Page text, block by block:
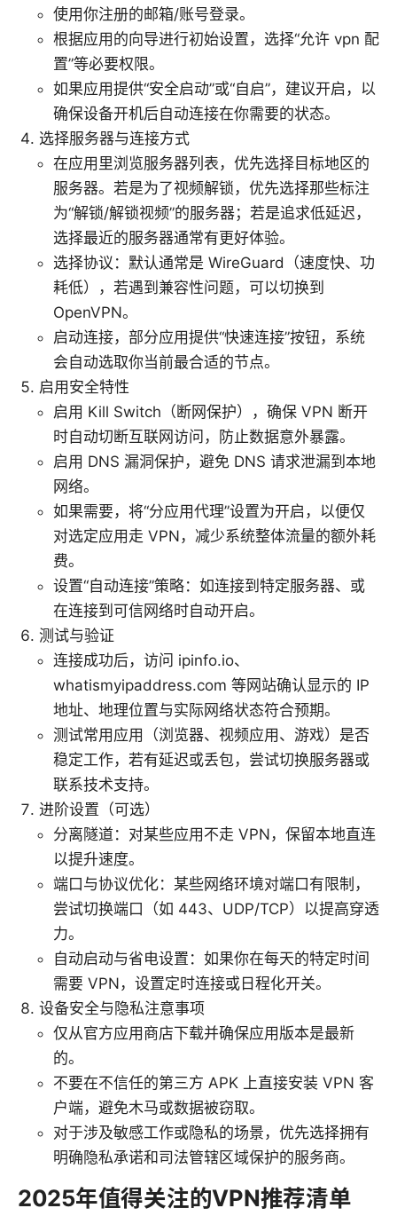
使用你注册的邮箱/账号登录。
根据应用的向导进行初始设置，选择“允许 vpn 配
置”等必要权限。
如果应用提供“安全启动”或“自启”，建议开启，以
确保设备开机后自动连接在你需要的状态。
选择服务器与连接方式
在应用里浏览服务器列表，优先选择目标地区的
服务器。若是为了视频解锁，优先选择那些标注
为“解锁/解锁视频”的服务器；若是追求低延迟，
选择最近的服务器通常有更好体验。
选择协议：默认通常是 WireGuard（速度快、功
耗低），若遇到兼容性问题，可以切换到
OpenVPN。
启动连接，部分应用提供“快速连接”按钮，系统
会自动选取你当前最合适的节点。
启用安全特性
启用 Kill Switch（断网保护），确保 VPN 断开
时自动切断互联网访问，防止数据意外暴露。
启用 DNS 漏洞保护，避免 DNS 请求泄漏到本地
网络。
如果需要，将“分应用代理”设置为开启，以便仅
对选定应用走 VPN，减少系统整体流量的额外耗
费。
设置“自动连接”策略：如连接到特定服务器、或
在连接到可信网络时自动开启。
测试与验证
连接成功后，访问 ipinfo.io、
whatismyipaddress.com 等网站确认显示的 IP
地址、地理位置与实际网络状态符合预期。
测试常用应用（浏览器、视频应用、游戏）是否
稳定工作，若有延迟或丢包，尝试切换服务器或
联系技术支持。
进阶设置（可选）
分离隧道：对某些应用不走 VPN，保留本地直连
以提升速度。
端口与协议优化：某些网络环境对端口有限制，
尝试切换端口（如 443、UDP/TCP）以提高穿透
力。
自动启动与省电设置：如果你在每天的特定时间
需要 VPN，设置定时连接或日程化开关。
设备安全与隐私注意事项
仅从官方应用商店下载并确保应用版本是最新
的。
不要在不信任的第三方 APK 上直接安装 VPN 客
户端，避免木马或数据被窃取。
对于涉及敏感工作或隐私的场景，优先选择拥有
明确隐私承诺和司法管辖区域保护的服务商。
2025年值得关注的VPN推荐清单